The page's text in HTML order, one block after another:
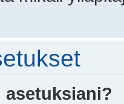
asetuksiani?